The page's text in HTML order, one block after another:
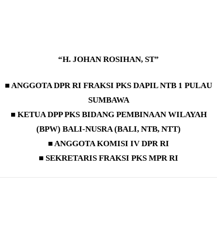
“H. JOHAN ROSIHAN, ST”
■ ANGGOTA DPR RI FRAKSI PKS DAPIL NTB 1 PULAU
SUMBAWA
■ KETUA DPP PKS BIDANG PEMBINAAN WILAYAH
(BPW) BALI-NUSRA (BALI, NTB, NTT)
■ ANGGOTA KOMISI IV DPR RI
■ SEKRETARIS FRAKSI PKS MPR RI